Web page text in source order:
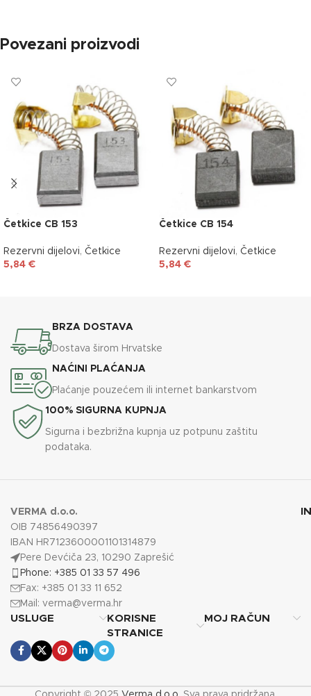
Povezani proizvodi
Četkice CB 153
Rezervni dijelovi, Četkice
5,84 €
Četkice CB 154
Rezervni dijelovi, Četkice
5,84 €
BRZA DOSTAVA
Dostava širom Hrvatske
NAĆINI PLAĆANJA
Plaćanje pouzećem ili internet bankarstvom
100% SIGURNA KUPNJA
Sigurna i bezbrižna kupnja uz potpunu zaštitu
podataka.
VERMA d.o.o.
OIB 74856490397
IBAN HR7123600001101314879
Pere Devćiča 23, 10290 Zaprešić
Phone: +385 01 33 57 496
Fax: +385 01 33 11 652
Mail: verma@verma.hr
USLUGE
KORISNE
STRANICE
MOJ RAČUN